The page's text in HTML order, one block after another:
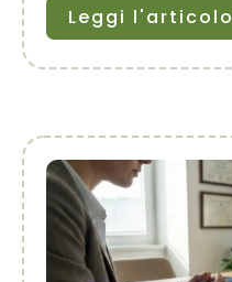
Leggi l'articolo